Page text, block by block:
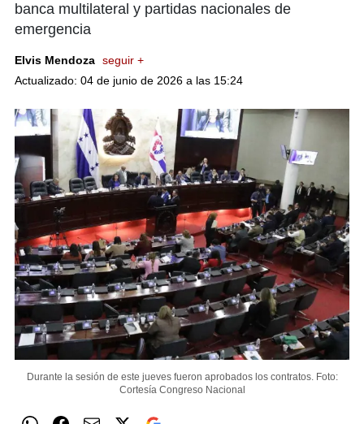
banca multilateral y partidas nacionales de
emergencia
Elvis Mendoza seguir +
Actualizado: 04 de junio de 2026 a las 15:24
Durante la sesión de este jueves fueron aprobados los contratos. Foto:
Cortesía Congreso Nacional